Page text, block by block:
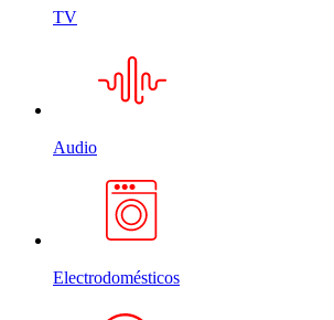
TV
Audio
Electrodomésticos